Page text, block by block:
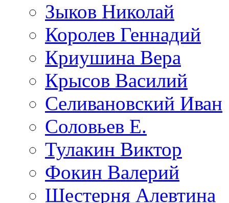
Зыков Николай
Королев Геннадий
Криушина Вера
Крысов Василий
Селивановский Иван
Соловьев Е.
Тулакин Виктор
Фокин Валерий
Шестерня Алевтина